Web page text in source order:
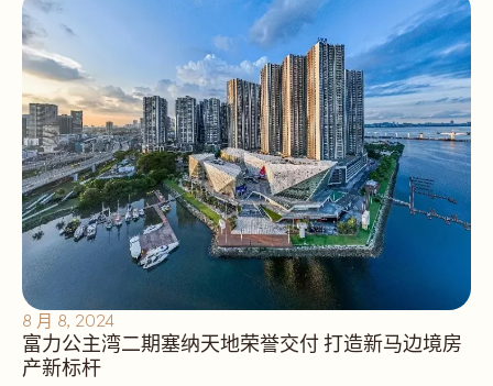
8 月 8, 2024
富力公主湾二期塞纳天地荣誉交付 打造新马边境房
产新标杆